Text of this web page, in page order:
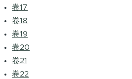
卷17
卷18
卷19
卷20
卷21
卷22